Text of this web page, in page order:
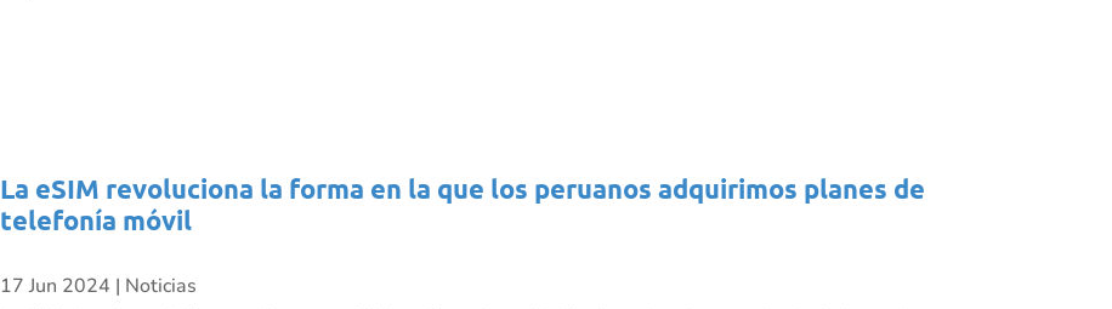
La eSIM revoluciona la forma en la que los peruanos adquirimos planes de
telefonía móvil
17 Jun 2024 | Noticias